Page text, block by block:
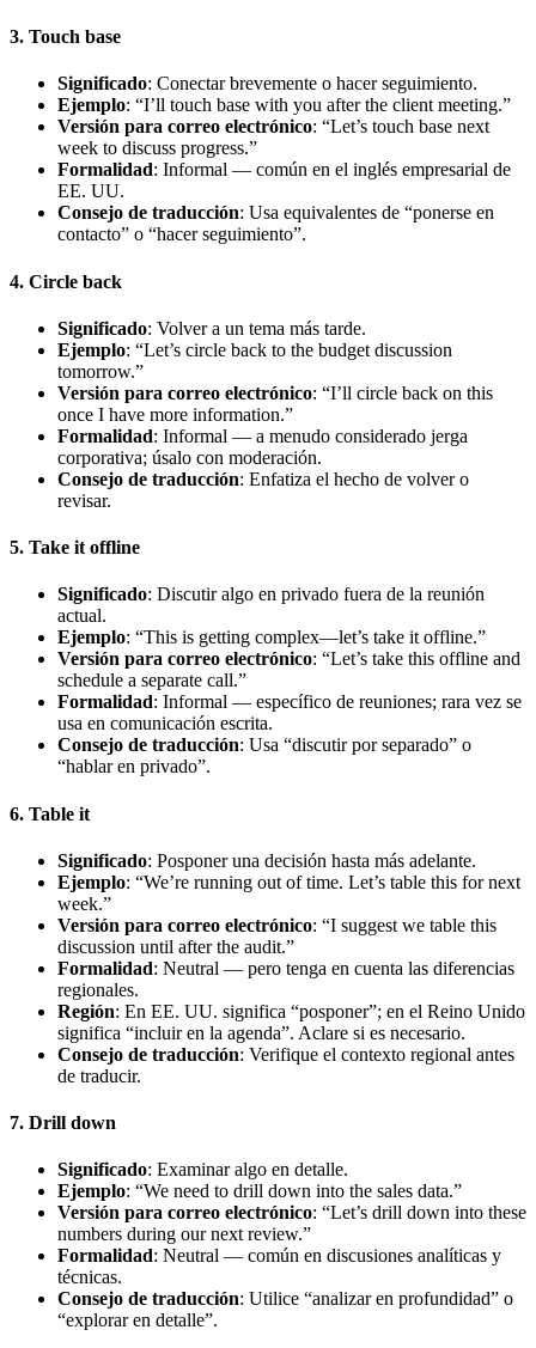
3. Touch base
Significado: Conectar brevemente o hacer seguimiento.
Ejemplo: “I’ll touch base with you after the client meeting.”
Versión para correo electrónico: “Let’s touch base next
week to discuss progress.”
Formalidad: Informal — común en el inglés empresarial de
EE. UU.
Consejo de traducción: Usa equivalentes de “ponerse en
contacto” o “hacer seguimiento”.
4. Circle back
Significado: Volver a un tema más tarde.
Ejemplo: “Let’s circle back to the budget discussion
tomorrow.”
Versión para correo electrónico: “I’ll circle back on this
once I have more information.”
Formalidad: Informal — a menudo considerado jerga
corporativa; úsalo con moderación.
Consejo de traducción: Enfatiza el hecho de volver o
revisar.
5. Take it offline
Significado: Discutir algo en privado fuera de la reunión
actual.
Ejemplo: “This is getting complex—let’s take it offline.”
Versión para correo electrónico: “Let’s take this offline and
schedule a separate call.”
Formalidad: Informal — específico de reuniones; rara vez se
usa en comunicación escrita.
Consejo de traducción: Usa “discutir por separado” o
“hablar en privado”.
6. Table it
Significado: Posponer una decisión hasta más adelante.
Ejemplo: “We’re running out of time. Let’s table this for next
week.”
Versión para correo electrónico: “I suggest we table this
discussion until after the audit.”
Formalidad: Neutral — pero tenga en cuenta las diferencias
regionales.
Región: En EE. UU. significa “posponer”; en el Reino Unido
significa “incluir en la agenda”. Aclare si es necesario.
Consejo de traducción: Verifique el contexto regional antes
de traducir.
7. Drill down
Significado: Examinar algo en detalle.
Ejemplo: “We need to drill down into the sales data.”
Versión para correo electrónico: “Let’s drill down into these
numbers during our next review.”
Formalidad: Neutral — común en discusiones analíticas y
técnicas.
Consejo de traducción: Utilice “analizar en profundidad” o
“explorar en detalle”.